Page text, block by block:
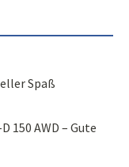
Spaß
150 AWD – Gute